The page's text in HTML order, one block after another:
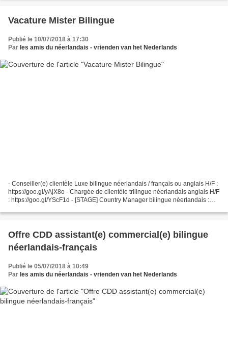
Vacature Mister Bilingue
Publié le 10/07/2018 à 17:30
Par les amis du néerlandais - vrienden van het Nederlands
- Conseiller(e) clientèle Luxe bilingue néerlandais / français ou anglais H/F :
https://goo.gl/yAjX8o - Chargée de clientèle trilingue néerlandais anglais H/F
: https://goo.gl/YScF1d - [STAGE] Country Manager bilingue néerlandais :
Offre CDD assistant(e) commercial(e) bilingue
néerlandais-français
Publié le 05/07/2018 à 10:49
Par les amis du néerlandais - vrienden van het Nederlands